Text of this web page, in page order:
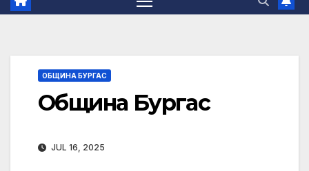
ОБЩИНА БУРГАС
Община Бургас
JUL 16, 2025